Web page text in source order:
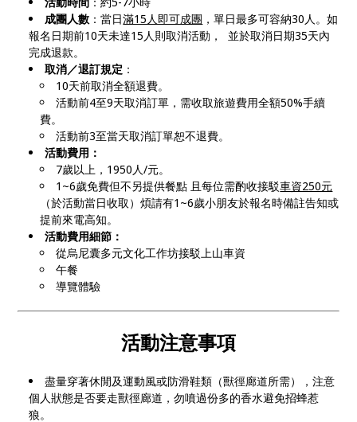
成團人數 ：當日滿15人即可成團 ，單日最多可容納30人。如
報名日期前10天未達15人則取消活動， 並於取消日期35天內
完成退款。
取消／退訂規定 ：
10天前取消全額退費。
活動前4至9天取消訂單，需收取旅遊費用全額50%手續
費。
活動前3至當天取消訂單恕不退費。
活動費用：
7歲以上，1950人/元。
1~6歲免費但不另提供餐點 且每位需酌收接駁車資250元
（於活動當日收取）煩請有1~6歲小朋友於報名時備註告知或
提前來電高知。
活動費用細節：
從烏尼囊多元文化工作坊接駁上山車資
午餐
導覽體驗
活動注意事項
盡量穿著休閒及運動風或防滑鞋類（獸徑廊道所需），注意
個人狀態是否要走獸徑廊道，勿噴過份多的香水避免招蜂惹
狼。